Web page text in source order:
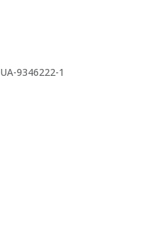
UA-9346222-1